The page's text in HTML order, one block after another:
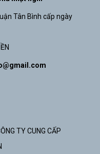
Tân Bình cấp ngày
TY CUNG CẤP